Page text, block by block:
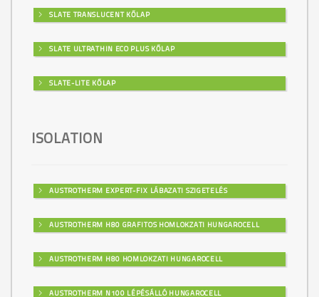
SLATE TRANSLUCENT KŐLAP
SLATE ULTRATHIN ECO PLUS KŐLAP
SLATE-LITE KŐLAP
ISOLATION
AUSTROTHERM EXPERT-FIX LÁBAZATI SZIGETELÉS
AUSTROTHERM H80 GRAFITOS HOMLOKZATI HUNGAROCELL
AUSTROTHERM H80 HOMLOKZATI HUNGAROCELL
AUSTROTHERM N100 LÉPÉSÁLLÓ HUNGAROCELL